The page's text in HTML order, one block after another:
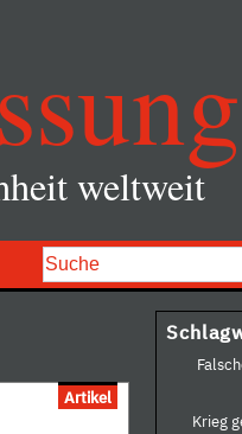
weltweit
Artikel
Krieg